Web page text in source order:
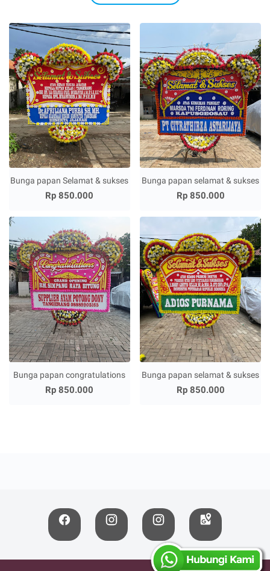
Bunga papan Selamat & sukses
Rp 850.000
Bunga papan selamat & sukses
Rp 850.000
Bunga papan congratulations
Rp 850.000
Bunga papan selamat & sukses
Rp 850.000